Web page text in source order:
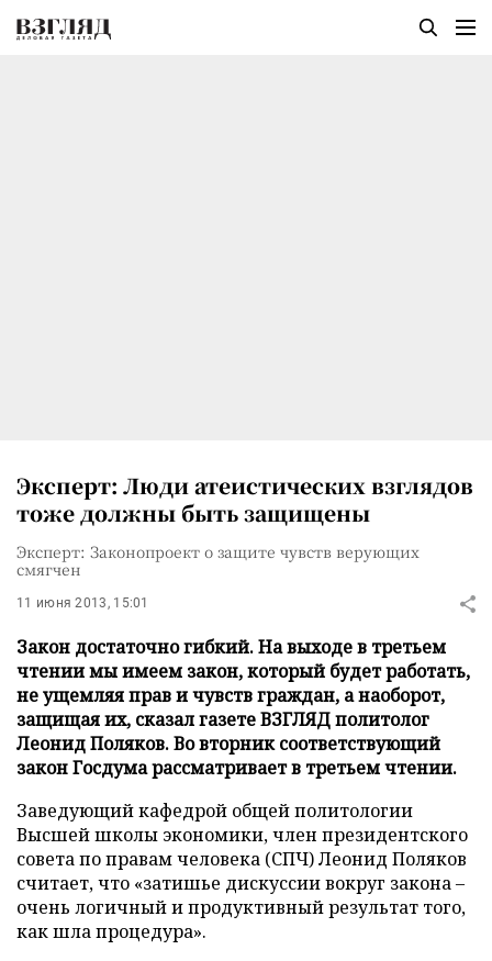
Эксперт: Люди атеистических взглядов
тоже должны быть защищены
Эксперт: Законопроект о защите чувств верующих
смягчен
11 июня 2013, 15:01
Закон достаточно гибкий. На выходе в третьем
чтении мы имеем закон, который будет работать,
не ущемляя прав и чувств граждан, а наоборот,
защищая их, сказал газете ВЗГЛЯД политолог
Леонид Поляков. Во вторник соответствующий
закон Госдума рассматривает в третьем чтении.
Заведующий кафедрой общей политологии
Высшей школы экономики, член президентского
совета по правам человека (СПЧ) Леонид Поляков
считает, что «затишье дискуссии вокруг закона –
очень логичный и продуктивный результат того,
как шла процедура».